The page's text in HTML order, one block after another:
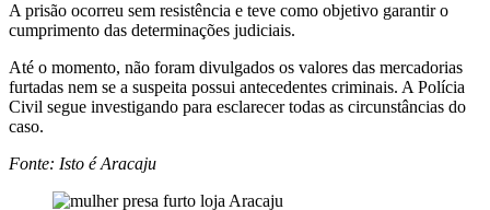
A prisão ocorreu sem resistência e teve como objetivo garantir o
cumprimento das determinações judiciais.
Até o momento, não foram divulgados os valores das mercadorias
furtadas nem se a suspeita possui antecedentes criminais. A Polícia
Civil segue investigando para esclarecer todas as circunstâncias do
caso.
Fonte: Isto é Aracaju